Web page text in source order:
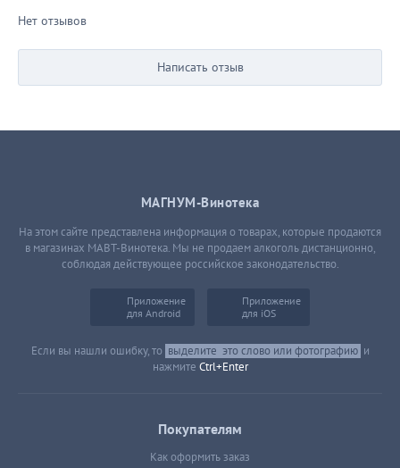
Нет отзывов
Написать отзыв
МАГНУМ-Винотека
На этом сайте представлена информация о товарах, которые продаются
в магазинах МАВТ-Винотека. Мы не продаем алкоголь дистанционно,
соблюдая действующее российское законодательство.
Приложение
для Android
Приложение
для iOS
Если вы нашли ошибку, то выделите это слово или фотографию и
нажмите Ctrl+Enter
Покупателям
Как оформить заказ